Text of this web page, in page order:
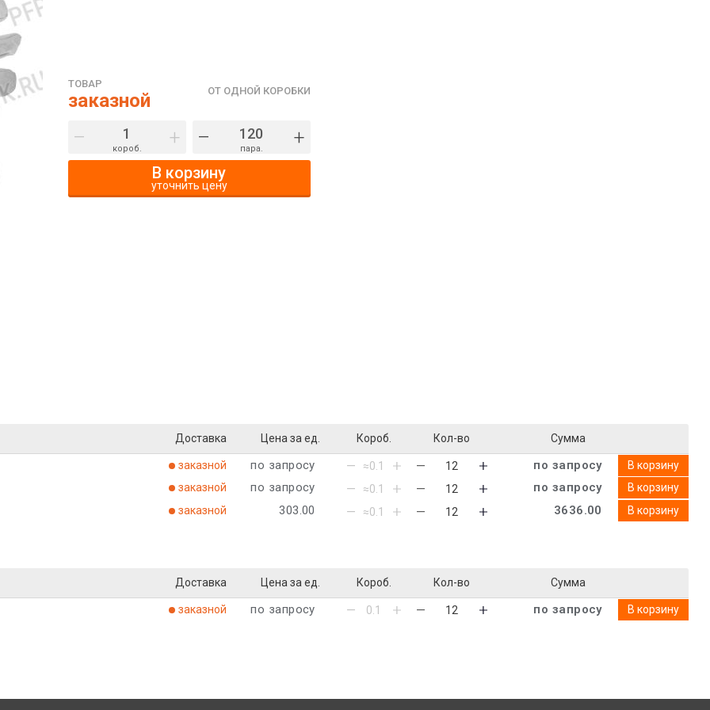
ТОВАР
заказной ОТ ОДНОЙ КОРОБКИ
– короб. + – пара. +
В корзину
уточнить цену
Доставка Цена за ед. Короб. Кол-во Сумма
заказной по запросу по запросу
В корзину
заказной
по запросу по запросу
В корзину
заказной
303.00 3636.00 В корзину
Доставка Цена за ед. Короб. Кол-во Сумма
заказной по запросу по запросу В корзину